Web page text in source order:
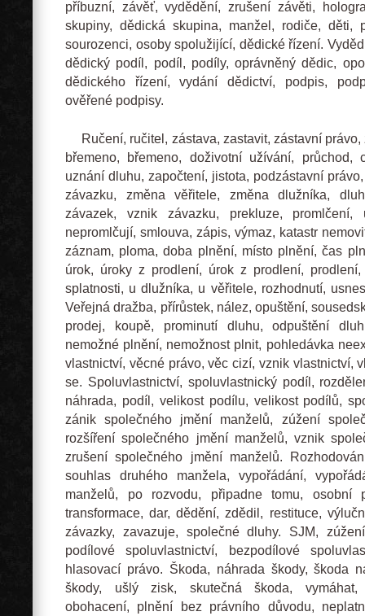
příbuzní, závěť, vydědění, zrušení závěti,
skupiny, dědická skupina, manžel, rodiče, děti,
sourozenci, osoby spolužijící, dědické řízení.
dědický podíl, podíl, podíly, oprávněný dědic,
dědického řízení, vydání dědictví, podpis,
ověřené podpisy.
Ručení, ručitel, zástava, zastavit, zástavní právo,
břemeno, břemeno, doživotní užívání, průchod,
uznání dluhu, započtení, jistota, podzástavní
závazku, změna věřitele, změna dlužníka,
závazek, vznik závazku, prekluze, promlčení,
nepromlčují, smlouva, zápis, výmaz, katastr
záznam, ploma, doba plnění, místo plnění, čas
úrok, úroky z prodlení, úrok z prodlení,
splatnosti, u dlužníka, u věřitele, rozhodnutí,
Veřejná dražba, přírůstek, nález, opuštění,
prodej, koupě, prominutí dluhu, odpuštění
nemožné plnění, nemožnost plnit, pohledávka
vlastnictví, věcné právo, věc cizí, vznik vlastnictví,
se. Spoluvlastnictví, spoluvlastnický podíl,
náhrada, podíl, velikost podílu, velikost podílů,
zánik společného jmění manželů, zúžení
rozšíření společného jmění manželů, vznik
zrušení společného jmění manželů.
souhlas druhého manžela, vypořádání,
manželů, po rozvodu, připadne tomu, osobní
transformace, dar, dědění, zdědil, restituce,
závazky, zavazuje, společné dluhy. SJM,
podílové spoluvlastnictví, bezpodílové
hlasovací právo. Škoda, náhrada škody, škoda
škody, ušlý zisk, skutečná škoda, vymáhat,
obohacení, plnění bez právního důvodu,